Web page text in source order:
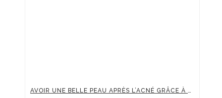
AVOIR UNE BELLE PEAU APRÈS L’ACNÉ GRÂCE À LA MÉDECINE ESTHÉTIQUE